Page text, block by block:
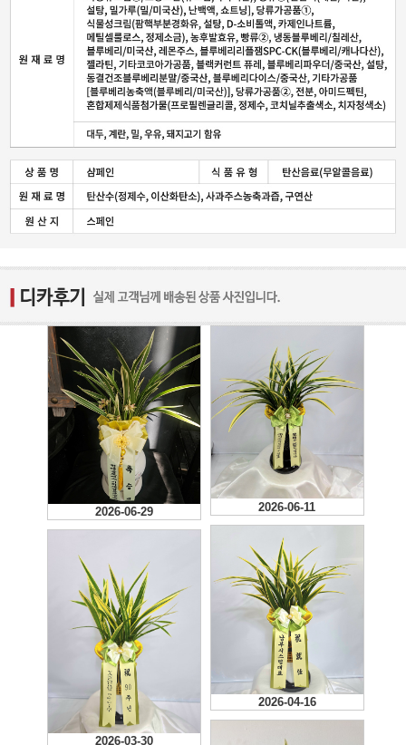
2026-06-29 2026-06-11
2026-04-16
2026-03-30